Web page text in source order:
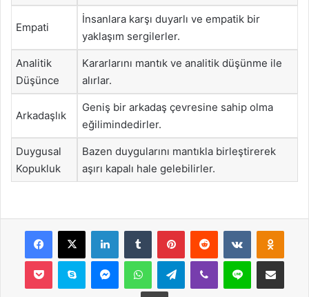
Empati
İnsanlara karşı duyarlı ve empatik bir
yaklaşım sergilerler.
Analitik
Düşünce
Kararlarını mantık ve analitik düşünme ile
alırlar.
Arkadaşlık
Geniş bir arkadaş çevresine sahip olma
eğilimindedirler.
Duygusal
Kopukluk
Bazen duygularını mantıkla birleştirerek
aşırı kapalı hale gelebilirler.
Facebook
X LinkedInTumblr PinterestReddit VKontakte
Pocket Skype MessengerWhatsAppTelegramViber Line E-Posta ile
Yazdır